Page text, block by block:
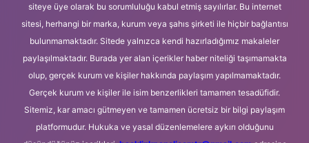
siteye üye olarak bu sorumluluğu kabul etmiş sayılırlar. Bu internet
sitesi, herhangi bir marka, kurum veya şahıs şirketi ile hiçbir bağlantısı
bulunmamaktadır. Sitede yalnızca kendi hazırladığımız makaleler
paylaşılmaktadır. Burada yer alan içerikler haber niteliği taşımamakta
olup, gerçek kurum ve kişiler hakkında paylaşım yapılmamaktadır.
Gerçek kurum ve kişiler ile isim benzerlikleri tamamen tesadüfidir.
Sitemiz, kar amacı gütmeyen ve tamamen ücretsiz bir bilgi paylaşım
platformudur. Hukuka ve yasal düzenlemelere aykırı olduğunu